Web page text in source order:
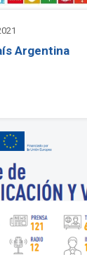
Argentina